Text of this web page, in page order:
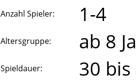
Anzahl Spieler: 1-4
Altersgruppe: ab 8
Spieldauer: 30